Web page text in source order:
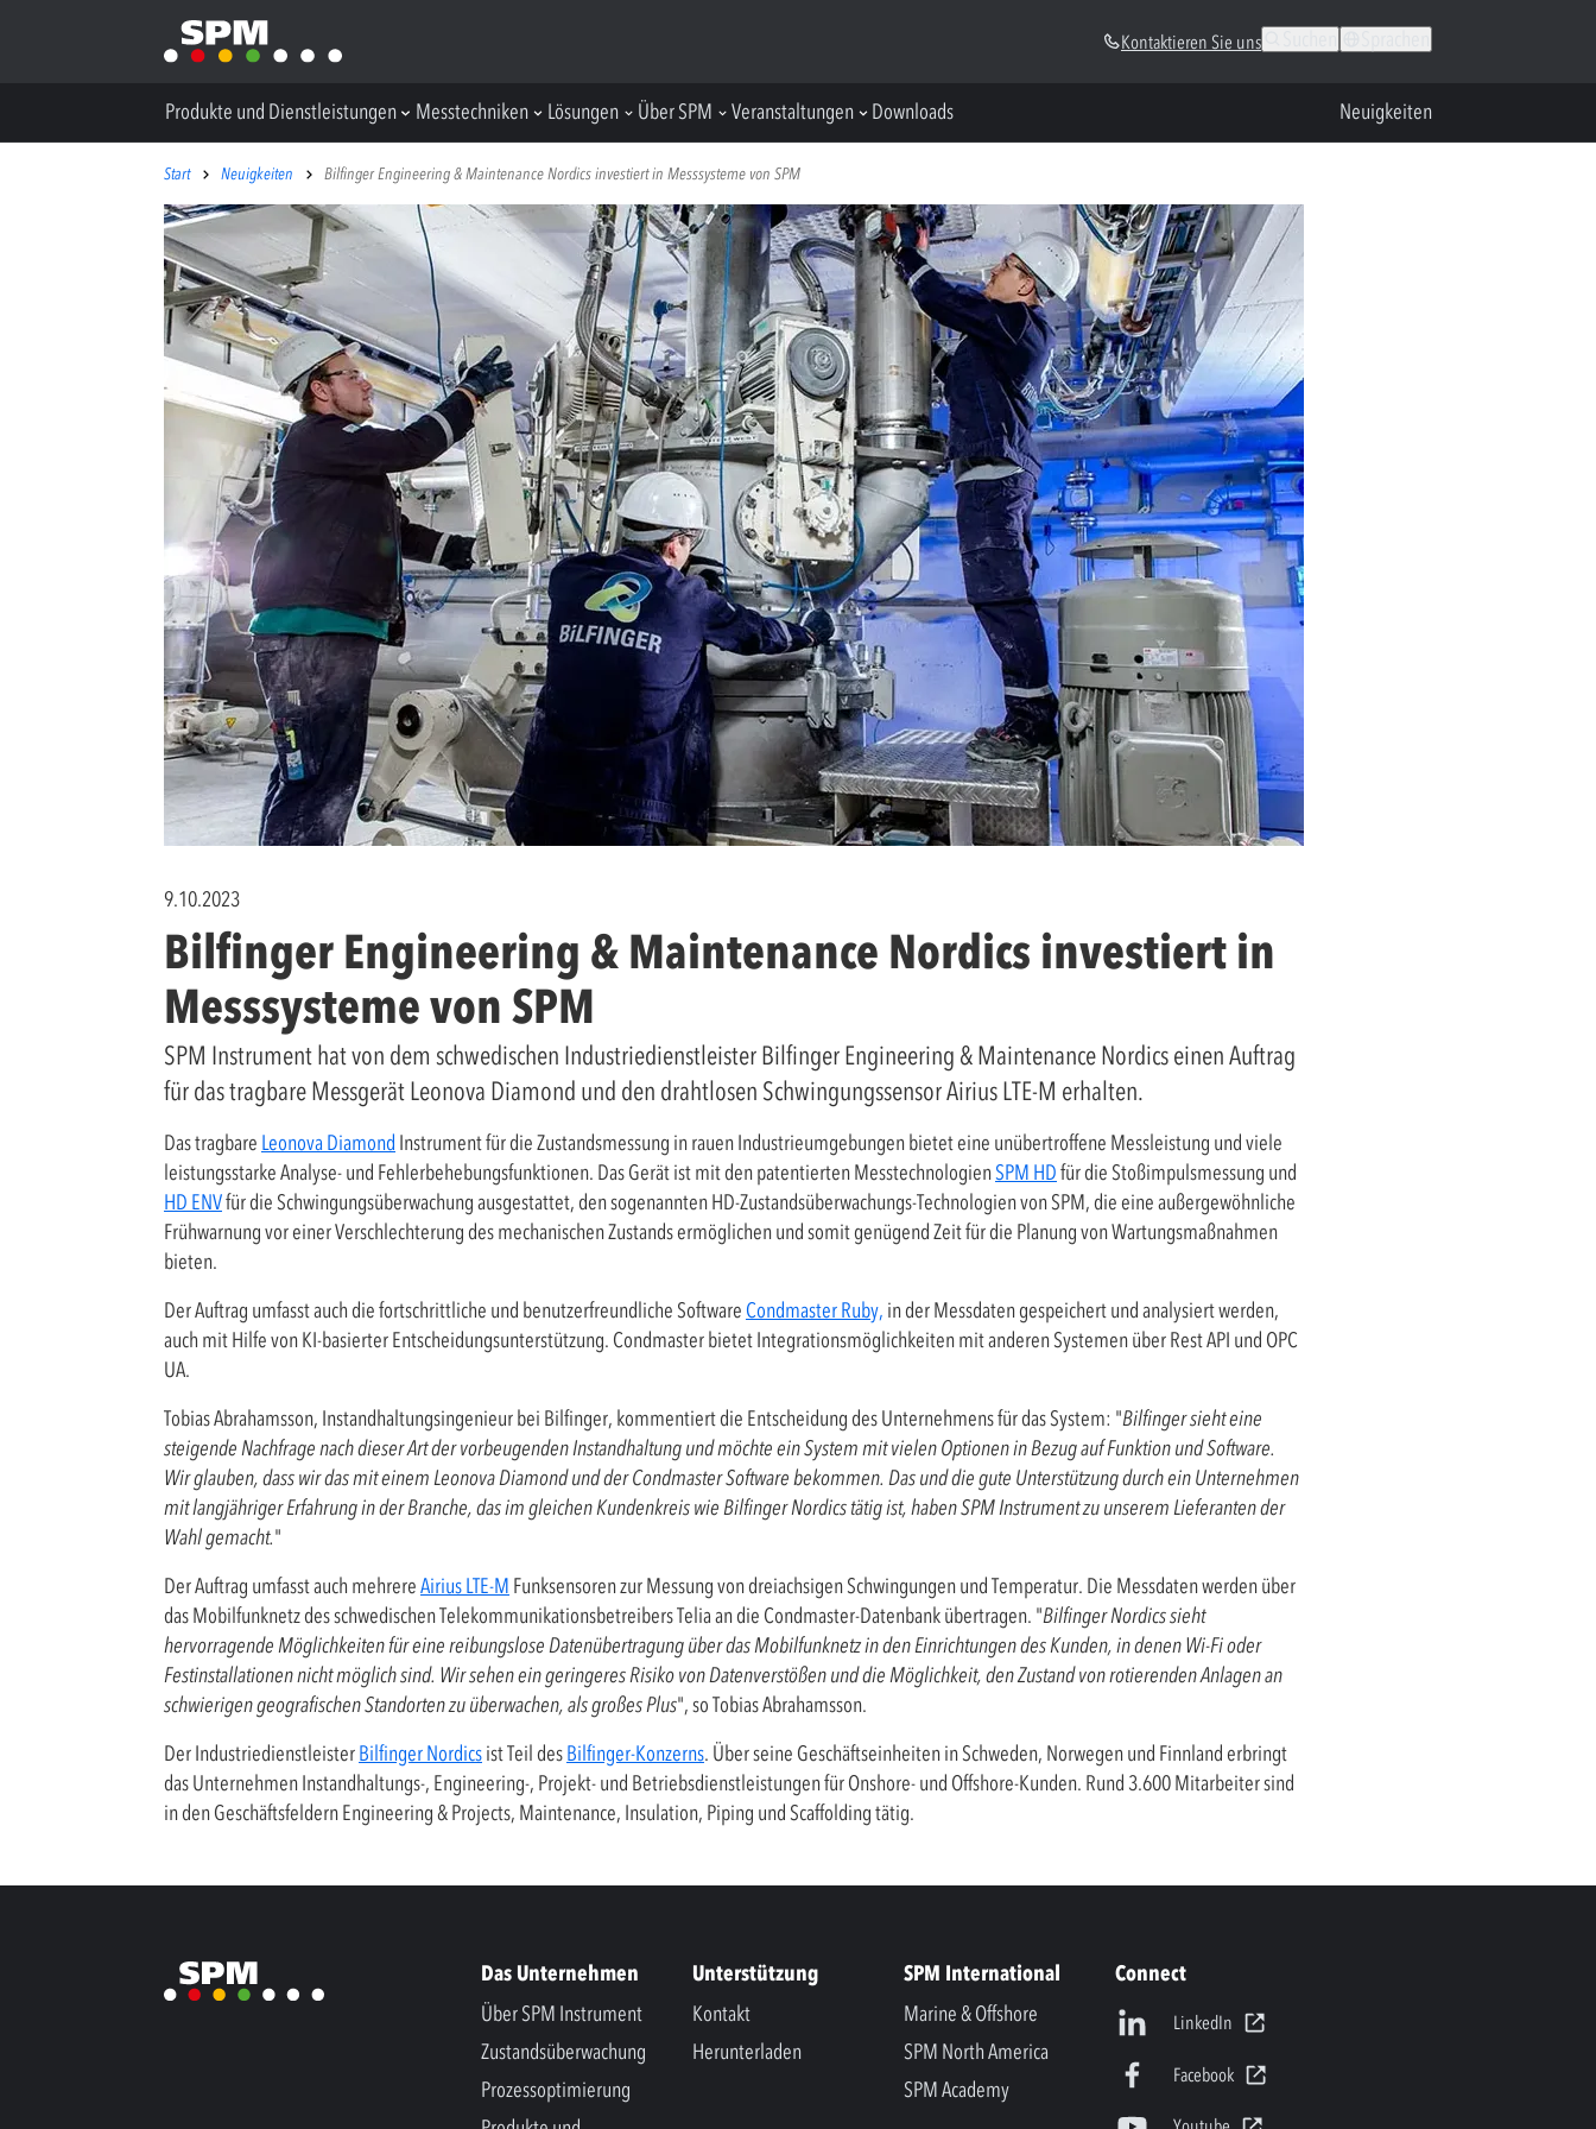
Kontaktieren Sie uns
Produkte und Dienstleistungen Messtechniken Lösungen Über SPM Veranstaltungen Downloads Neuigkeiten
Start Neuigkeiten Bilfinger Engineering & Maintenance Nordics investiert in Messsysteme von SPM
9.10.2023
Bilfinger Engineering & Maintenance Nordics investiert in
Messsysteme von SPM
SPM Instrument hat von dem schwedischen Industriedienstleister Bilfinger Engineering & Maintenance Nordics einen Auftrag
für das tragbare Messgerät Leonova Diamond und den drahtlosen Schwingungssensor Airius LTE-M erhalten.
Das tragbare Leonova Diamond Instrument für die Zustandsmessung in rauen Industrieumgebungen bietet eine unübertroffene Messleistung und viele
leistungsstarke Analyse- und Fehlerbehebungsfunktionen. Das Gerät ist mit den patentierten MesstechnologienSPM HDfür die Stoßimpulsmessung und
HD ENVfür die Schwingungsüberwachung ausgestattet, den sogenannten HD-Zustandsüberwachungs-Technologien von SPM, die eine außergewöhnliche
Frühwarnung vor einer Verschlechterung des mechanischen Zustands ermöglichen und somit genügend Zeit für die Planung von Wartungsmaßnahmen
bieten.
Der Auftrag umfasst auch die fortschrittliche und benutzerfreundliche Software Condmaster Ruby, in der Messdaten gespeichert und analysiert werden,
auch mit Hilfe von KI-basierter Entscheidungsunterstützung. Condmaster bietet Integrationsmöglichkeiten mit anderen Systemen über Rest API und OPC
UA.
Tobias Abrahamsson, Instandhaltungsingenieur bei Bilfinger, kommentiert die Entscheidung des Unternehmens für das System: "Bilfinger sieht eine
steigende Nachfrage nach dieser Art der vorbeugenden Instandhaltung und möchte ein System mit vielen Optionen in Bezug auf Funktion und Software.
Wir glauben, dass wir das mit einem Leonova Diamond und der Condmaster Software bekommen. Das und die gute Unterstützung durch ein Unternehmen
mit langjähriger Erfahrung in der Branche, das im gleichen Kundenkreis wie Bilfinger Nordics tätig ist, haben SPM Instrument zu unserem Lieferanten der
Wahl gemacht."
Der Auftrag umfasst auch mehrereAirius LTE-M Funksensoren zur Messung von dreiachsigen Schwingungen und Temperatur. Die Messdaten werden über
das Mobilfunknetz des schwedischen Telekommunikationsbetreibers Telia an die Condmaster-Datenbank übertragen. "Bilfinger Nordics sieht
hervorragende Möglichkeiten für eine reibungslose Datenübertragung über das Mobilfunknetz in den Einrichtungen des Kunden, in denen Wi-Fi oder
Festinstallationen nicht möglich sind. Wir sehen ein geringeres Risiko von Datenverstößen und die Möglichkeit, den Zustand von rotierenden Anlagen an
schwierigen geografischen Standorten zu überwachen, als großes Plus", so Tobias Abrahamsson.
Der IndustriedienstleisterBilfinger Nordicsist Teil desBilfinger-Konzerns. Über seine Geschäftseinheiten in Schweden, Norwegen und Finnland erbringt
das Unternehmen Instandhaltungs-, Engineering-, Projekt- und Betriebsdienstleistungen für Onshore- und Offshore-Kunden. Rund 3.600 Mitarbeiter sind
in den Geschäftsfeldern Engineering & Projects, Maintenance, Insulation, Piping und Scaffolding tätig.
Das Unternehmen
Über SPM Instrument
Zustandsüberwachung
Prozessoptimierung
Unterstützung
Kontakt
Herunterladen
SPM International
Marine & Offshore
SPM North America
SPM Academy
Connect
LinkedIn
Facebook